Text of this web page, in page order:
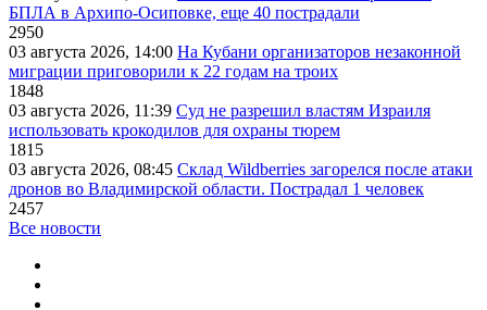
БПЛА в Архипо-Осиповке, еще 40 пострадали
2950
03 августа 2026, 14:00 На Кубани организаторов незаконной
миграции приговорили к 22 годам на троих
1848
03 августа 2026, 11:39 Суд не разрешил властям Израиля
использовать крокодилов для охраны тюрем
1815
03 августа 2026, 08:45 Склад Wildberries загорелся после атаки
дронов во Владимирской области. Пострадал 1 человек
2457
Все новости